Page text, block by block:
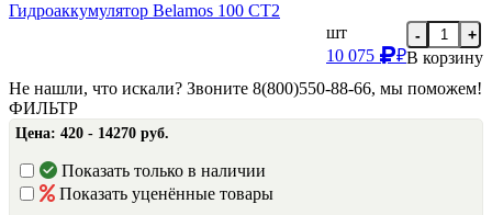
Гидроаккумулятор Belamos 100 CT2
шт
10 075
₽
- +
В корзину
Не нашли, что искали? Звоните 8(800)550-88-66, мы поможем!
ФИЛЬТР
Цена: 420 - 14270 руб.
Показать только в наличии
Показать уценённые товары